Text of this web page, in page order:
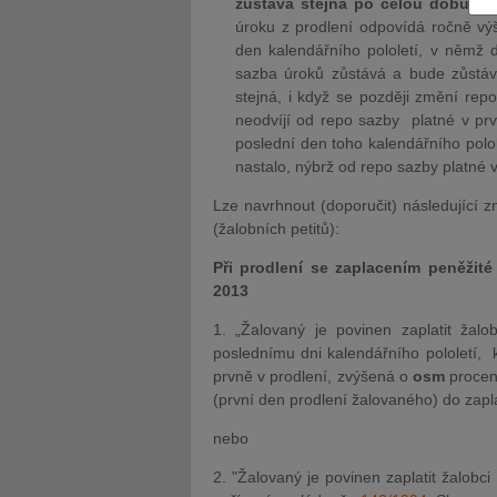
úroku z prodlení odpovídá ročně
den kalendářního pololetí, v němž
sazba úroků zůstává a bude
stejná, i když se později změní
neodvíjí od repo sazby platné v
poslední den toho kalendářního
nastalo, nýbrž od repo sazby platné
Lze navrhnout (doporučit) následující
(žalobních petitů):
Při prodlení se zaplacením
2013
1. „Žalovaný je povinen zaplatit
poslednímu dni kalendářního pololetí,
prvně v prodlení, zvýšená oosm
(první den prodlení žalovaného) do
nebo
2. "Žalovaný je povinen zaplatit
JUDr. Tomáš Nielsen
JUDr.
Kurzy